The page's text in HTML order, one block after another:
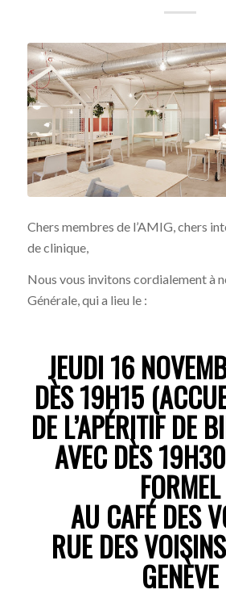
Chers membres de l’AMIG, chers
de clinique,
Nous vous invitons cordialement à
Générale, qui a lieu le :
JEUDI 16
DÈS 19H15
DE L’APÉRITIF DE
AVEC DÈS
FORMEL
AU CAFÉ DES
RUE DES
GENÈVE